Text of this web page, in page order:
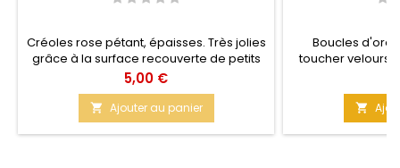
Créoles rose pétant, épaisses. Très jolies
grâce à la surface recouverte de petits
points en relief. Taille : 7,5 cm x 1 cm
Matière : Métal Vous les adopterez c'est
certain.
Prix
5,00 €
 Ajouter au panier
Boucles
toucher velours,
maintenue par
ajourés.